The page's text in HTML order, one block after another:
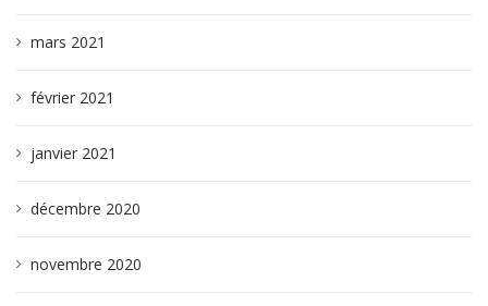
mars 2021
février 2021
janvier 2021
décembre 2020
novembre 2020